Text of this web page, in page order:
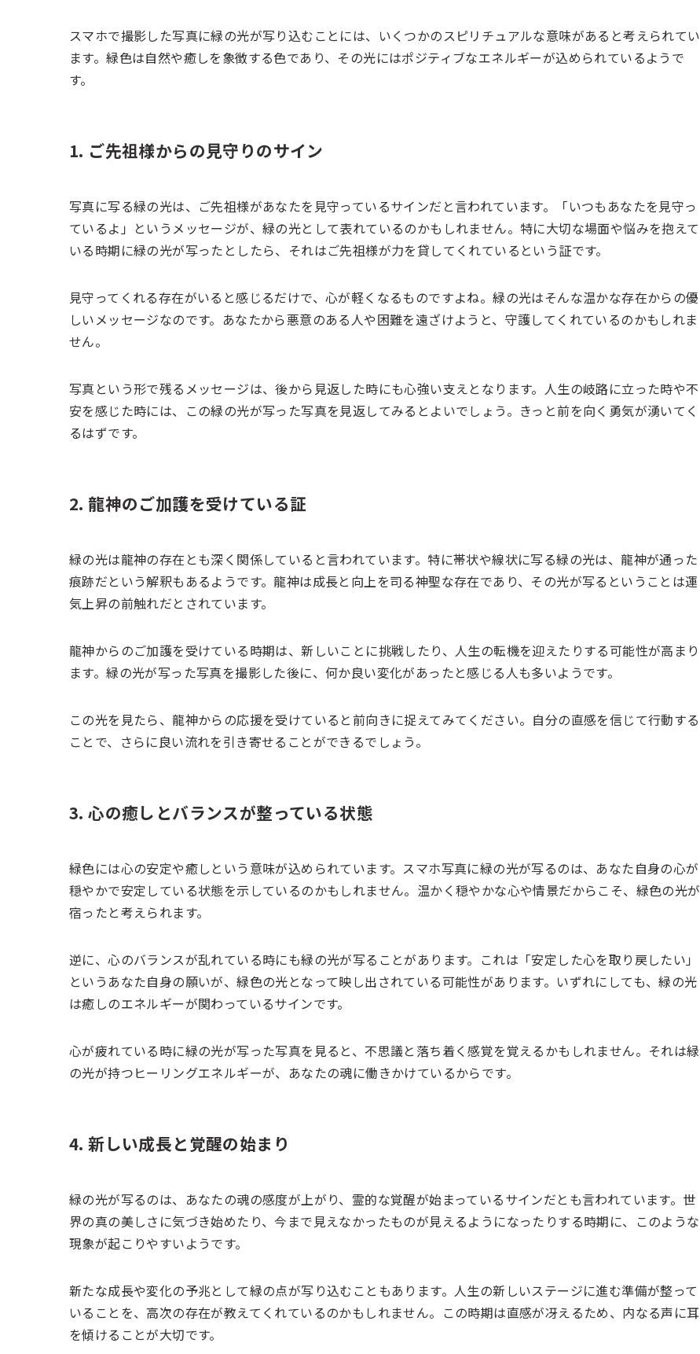
スマホで撮影した写真に緑の光が写り込むことには、いくつかのスピリチュアルな意味があると考えられてい
ます。緑色は自然や癒しを象徴する色であり、その光にはポジティブなエネルギーが込められているようで
す。
1. ご先祖様からの見守りのサイン
写真に写る緑の光は、ご先祖様があなたを見守っているサインだと言われています。「いつもあなたを見守っ
ているよ」というメッセージが、緑の光として表れているのかもしれません。特に大切な場面や悩みを抱えて
いる時期に緑の光が写ったとしたら、それはご先祖様が力を貸してくれているという証です。
見守ってくれる存在がいると感じるだけで、心が軽くなるものですよね。緑の光はそんな温かな存在からの優
しいメッセージなのです。あなたから悪意のある人や困難を遠ざけようと、守護してくれているのかもしれま
せん。
写真という形で残るメッセージは、後から見返した時にも心強い支えとなります。人生の岐路に立った時や不
安を感じた時には、この緑の光が写った写真を見返してみるとよいでしょう。きっと前を向く勇気が湧いてく
るはずです。
2. 龍神のご加護を受けている証
緑の光は龍神の存在とも深く関係していると言われています。特に帯状や線状に写る緑の光は、龍神が通った
痕跡だという解釈もあるようです。龍神は成長と向上を司る神聖な存在であり、その光が写るということは運
気上昇の前触れだとされています。
龍神からのご加護を受けている時期は、新しいことに挑戦したり、人生の転機を迎えたりする可能性が高まり
ます。緑の光が写った写真を撮影した後に、何か良い変化があったと感じる人も多いようです。
この光を見たら、龍神からの応援を受けていると前向きに捉えてみてください。自分の直感を信じて行動する
ことで、さらに良い流れを引き寄せることができるでしょう。
3. 心の癒しとバランスが整っている状態
緑色には心の安定や癒しという意味が込められています。スマホ写真に緑の光が写るのは、あなた自身の心が
穏やかで安定している状態を示しているのかもしれません。温かく穏やかな心や情景だからこそ、緑色の光が
宿ったと考えられます。
逆に、心のバランスが乱れている時にも緑の光が写ることがあります。これは「安定した心を取り戻したい」
というあなた自身の願いが、緑色の光となって映し出されている可能性があります。いずれにしても、緑の光
は癒しのエネルギーが関わっているサインです。
心が疲れている時に緑の光が写った写真を見ると、不思議と落ち着く感覚を覚えるかもしれません。それは緑
の光が持つヒーリングエネルギーが、あなたの魂に働きかけているからです。
4. 新しい成長と覚醒の始まり
緑の光が写るのは、あなたの魂の感度が上がり、霊的な覚醒が始まっているサインだとも言われています。世
界の真の美しさに気づき始めたり、今まで見えなかったものが見えるようになったりする時期に、このような
現象が起こりやすいようです。
新たな成長や変化の予兆として緑の点が写り込むこともあります。人生の新しいステージに進む準備が整って
いることを、高次の存在が教えてくれているのかもしれません。この時期は直感が冴えるため、内なる声に耳
を傾けることが大切です。